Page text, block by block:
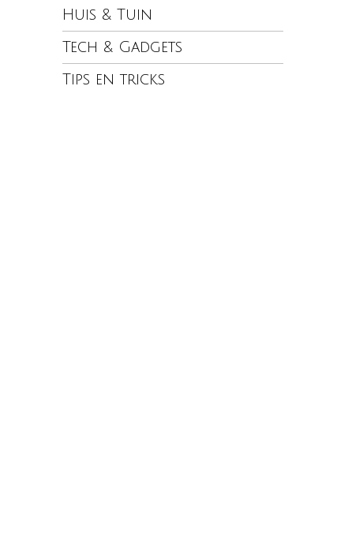
Huis & Tuin
Tech & Gadgets
Tips en tricks